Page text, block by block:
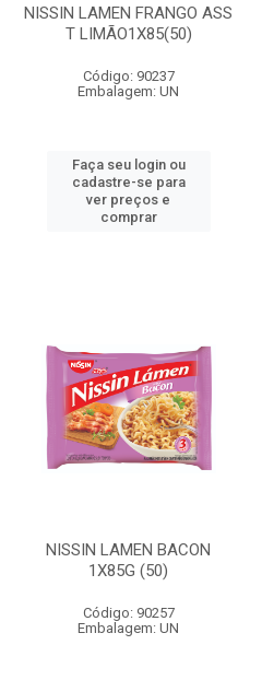
NISSIN LAMEN FRANGO ASS
T LIMÃO1X85(50)
Código: 90237
Embalagem: UN
Faça seu login ou
cadastre-se para
ver preços e
comprar
NISSIN LAMEN BACON
1X85G (50)
Código: 90257
Embalagem: UN